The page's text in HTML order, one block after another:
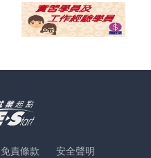
免責條款 安全聲明